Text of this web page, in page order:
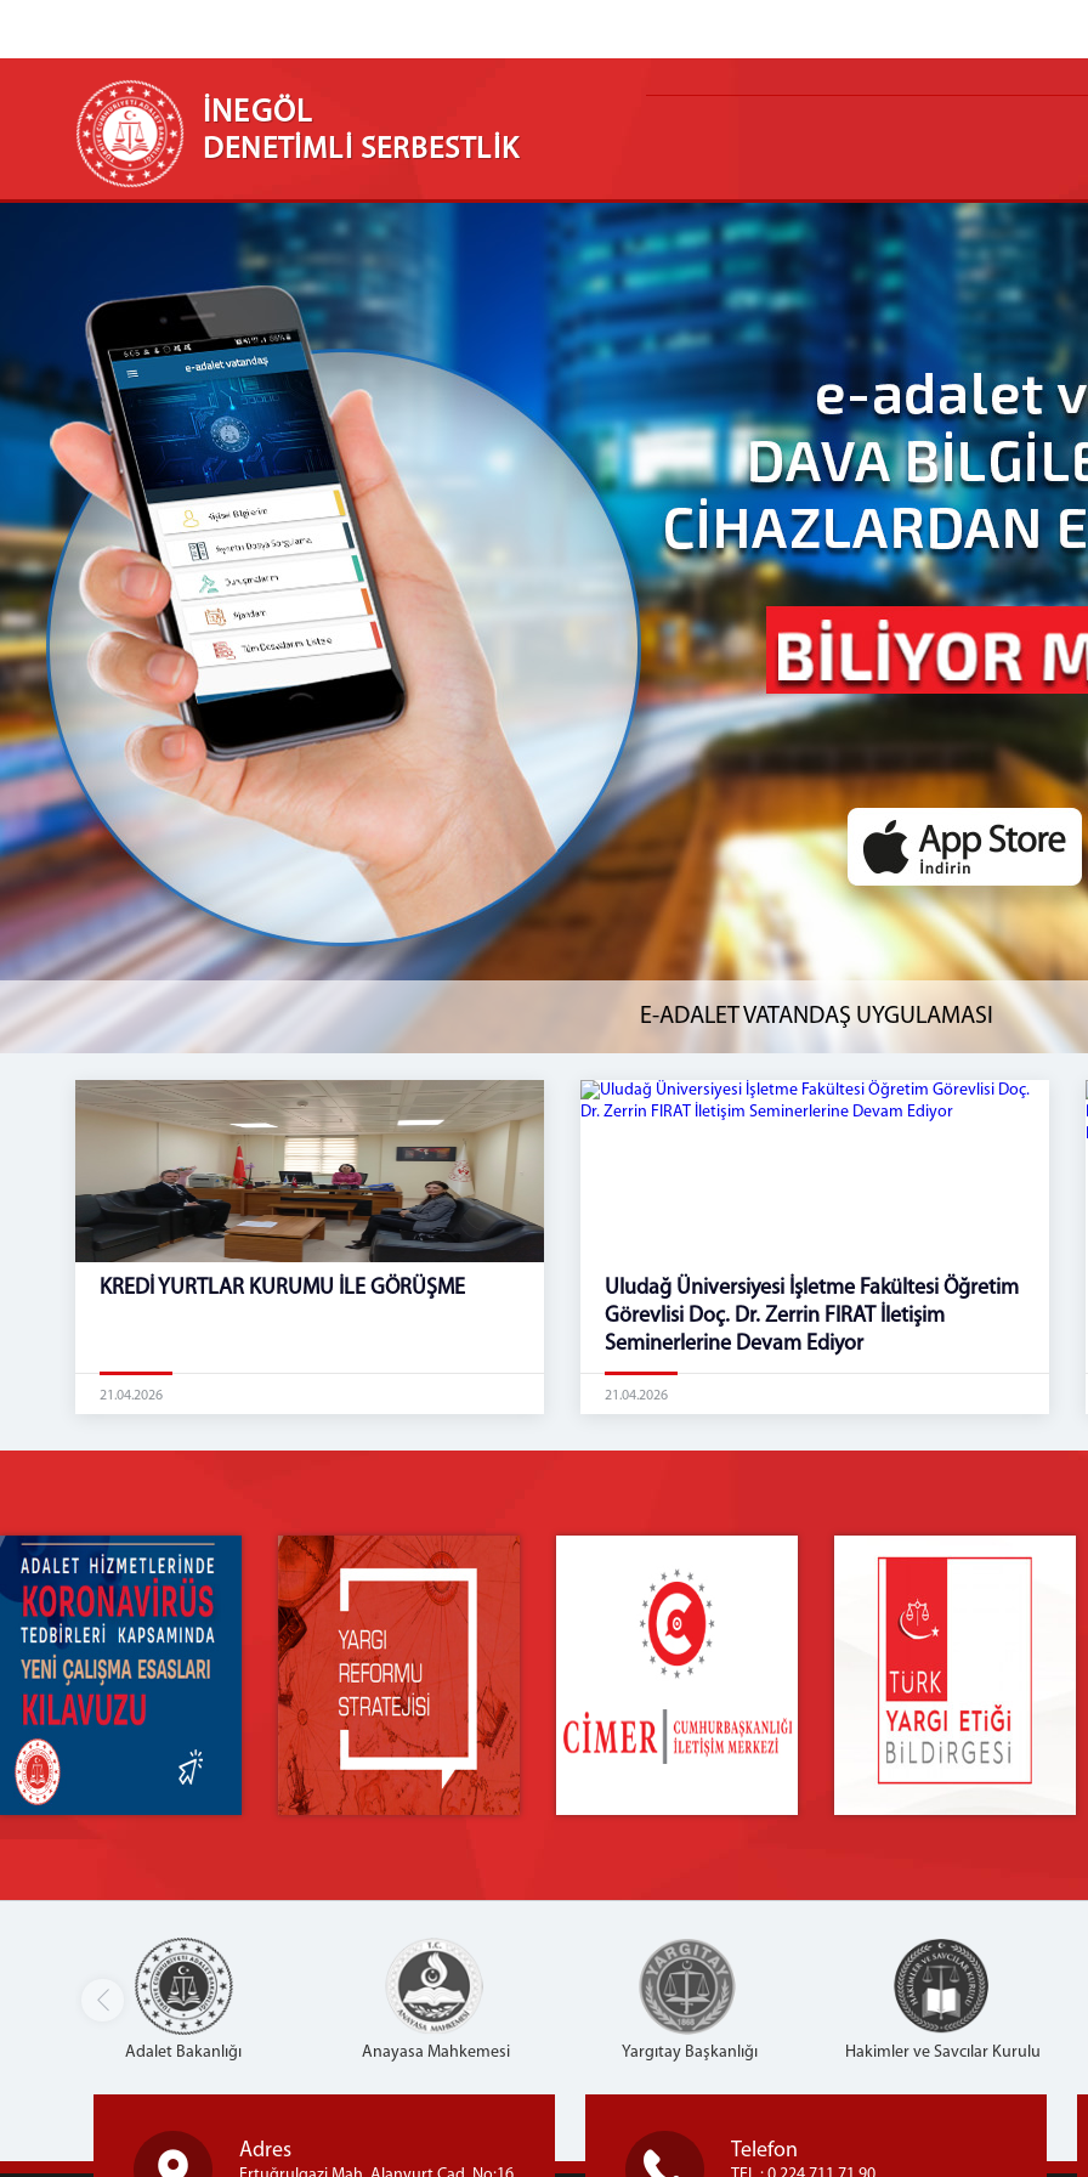
İNEGÖL
DENETİMLİ SERBESTLİK
E-ADALET VATANDAŞ UYGULAMASI
KREDİ YURTLAR KURUMU İLE GÖRÜŞME
21.04.2026
UIudağ Üniversiyesi İşletme Fakültesi Öğretim
Görevlisi Doç. Dr. Zerrin FIRAT İletişim
Seminerlerine Devam Ediyor
21.04.2026
Adalet Bakanlığı Anayasa Mahkemesi Yargıtay Başkanlığı Hakimler ve Savcılar Kurulu
Adres Telefon